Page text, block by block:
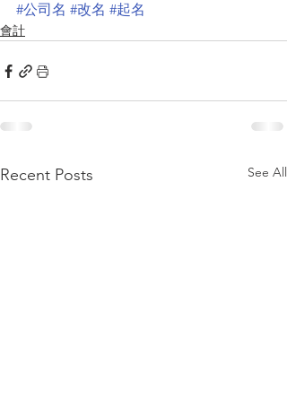
#公司名 #改名 #起名
會計
Recent Posts See All